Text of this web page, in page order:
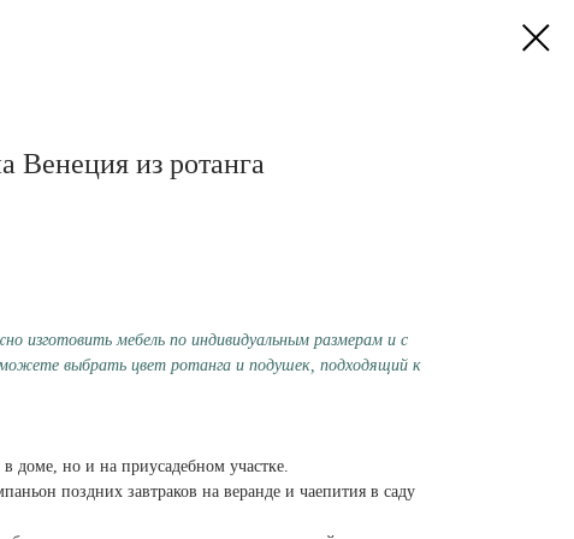
Венеция из ротанга
изготовить мебель по индивидуальным размерам и с
выбрать цвет ротанга и подушек, подходящий к
доме, но и на приусадебном участке.
поздних завтраков на веранде и чаепития в саду